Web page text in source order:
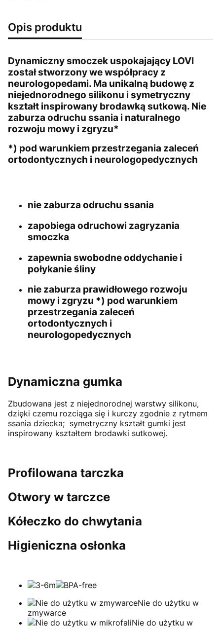
Opis produktu
Dynamiczny smoczek uspokajający LOVI
został stworzony we współpracy z
neurologopedami. Ma unikalną budowę z
niejednorodnego silikonu i symetryczny
kształt inspirowany brodawką sutkową. Nie
zaburza odruchu ssania i naturalnego
rozwoju mowy i zgryzu*
*) pod warunkiem przestrzegania zaleceń
ortodontycznych i neurologopedycznych
nie zaburza odruchu ssania
zapobiega odruchowi zagryzania
smoczka
zapewnia swobodne oddychanie i
połykanie śliny
nie zaburza prawidłowego rozwoju
mowy i zgryzu *) pod warunkiem
przestrzegania zaleceń
ortodontycznych i
neurologopedycznych
Dynamiczna gumka
Zbudowana jest z niejednorodnej warstwy silikonu,
dzięki czemu rozciąga się i kurczy zgodnie z rytmem
ssania dziecka; symetryczny kształt gumki jest
inspirowany kształtem brodawki sutkowej.
Profilowana tarczka
Otwory w tarczce
Kółeczko do chwytania
Higieniczna osłonka
Nie do użytku w
zmywarce
Nie do użytku w